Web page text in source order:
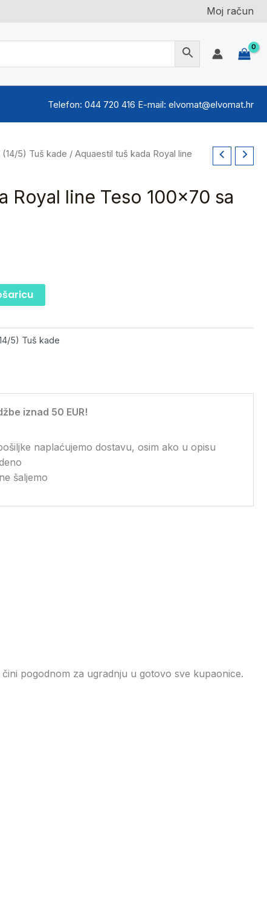
Moj račun
Telefon: 044 720 416 E-mail: elvomat@elvomat.hr
(14/5) Tuš kade / Aquaestil tuš kada Royal line
Royal line Teso 100×70 sa
5) Tuš kade
iznad 50 EUR!
naplaćujemo dostavu, osim ako u opisu
šaljemo
pogodnom za ugradnju u gotovo sve kupaonice.